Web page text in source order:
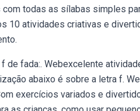
todas as sílabas simples
10 atividades criativas e
de fada:. Webexcelente
abaixo é sobre a letra f.
exercícios variados e